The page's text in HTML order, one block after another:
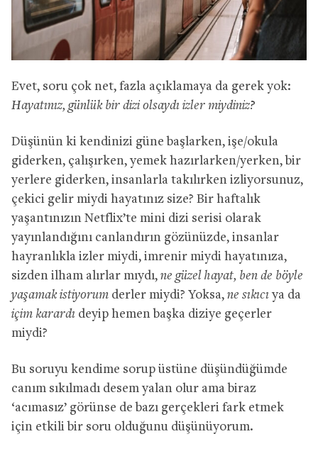
Evet, soru çok net, fazla açıklamaya da gerek yok:
Hayatınız, günlük bir dizi olsaydı izler miydiniz?
Düşünün ki kendinizi güne başlarken, işe/okula
giderken, çalışırken, yemek hazırlarken/yerken, bir
yerlere giderken, insanlarla takılırken izliyorsunuz,
çekici gelir miydi hayatınız size? Bir haftalık
yaşantınızın Netflix’te mini dizi serisi olarak
yayınlandığını canlandırın gözünüzde, insanlar
hayranlıkla izler miydi, imrenir miydi hayatınıza,
sizden ilham alırlar mıydı, ne güzel hayat, ben de böyle
yaşamak istiyorum derler miydi? Yoksa, ne sıkıcıya da
içim karardı deyip hemen başka diziye geçerler
miydi?
Bu soruyu kendime sorup üstüne düşündüğümde
canım sıkılmadı desem yalan olur ama biraz
‘acımasız’ görünse de bazı gerçekleri fark etmek
için etkili bir soru olduğunu düşünüyorum.